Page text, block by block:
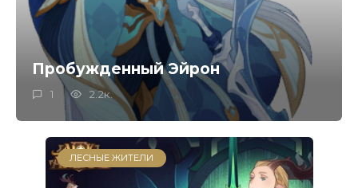
Пробужденный Эйрон
1 2.2к.
ЛЕСНЫЕ ЖИТЕЛИ